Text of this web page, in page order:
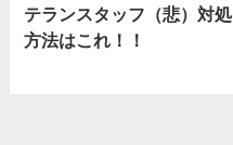
テランスタッフ（悲）対処
方法はこれ！！